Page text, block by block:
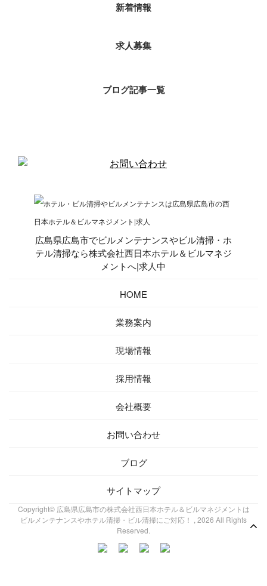
新着情報
求人募集
ブログ記事一覧
広島県広島市でビルメンテナンスやビル清掃・ホ
テル清掃なら株式会社西日本ホテル＆ビルマネジ
メントへ|求人中
HOME
業務案内
現場情報
採用情報
会社概要
お問い合わせ
ブログ
サイトマップ
Copyright© 広島県広島市の株式会社西日本ホテル＆ビルマネジメントは
ビルメンテナンスやホテル清掃・ビル清掃にご対応！ , 2026 All Rights
Reserved.